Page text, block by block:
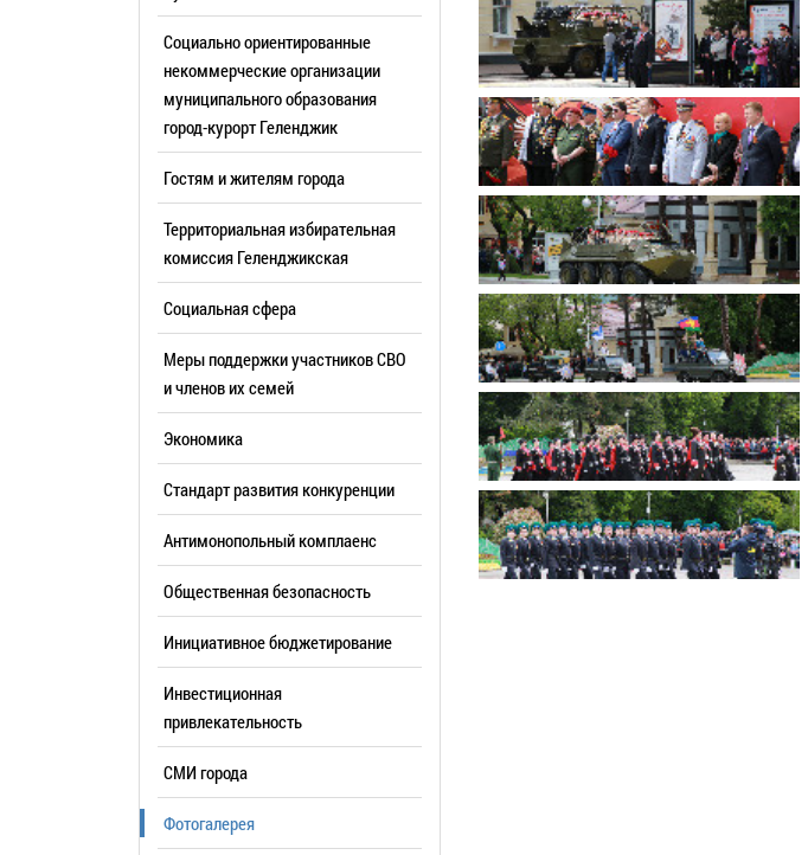
Стандарт развития конкуренции
Антимонопольный комплаенс
Общественная безопасность
Инициативное бюджетирование
Инвестиционная
Видеогалерея
РУКОВОДИТЕЛИ
Список руководителей
Резерв управленческих кадров
Торги
Сведения о нестационарных
объектах (НТО), QR-коды
Имущественная поддержка
субъектов МСП
Участие в программах
Проектная деятельность
Информационные системы
Официальные визиты и рабочие
поездки
Результаты проверок
Профсоюзные организации
Социально ориентированные
некоммерческие организации
муниципального образования
город-курорт Геленджик
Гостям и жителям города
Территориальная избирательная
комиссия Геленджикcкая
Социальная сфера
Меры поддержки участников СВО
и членов их семей
Экономика
Стандарт развития конкуренции
Антимонопольный комплаенс
Общественная безопасность
Инициативное бюджетирование
Инвестиционная
привлекательность
СМИ города
Фотогалерея